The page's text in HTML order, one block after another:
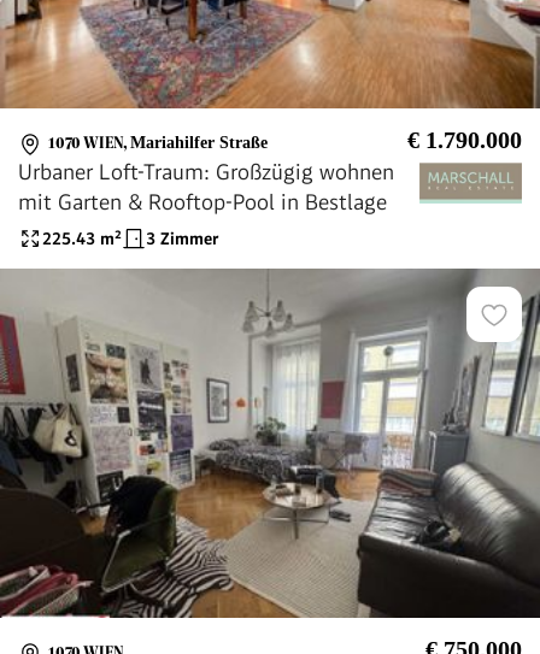
1070 WIEN, Mariahilfer Straße € 1.790.000
Urbaner Loft-Traum: Großzügig wohnen
mit Garten & Rooftop-Pool in Bestlage
225.43 m² 3 Zimmer